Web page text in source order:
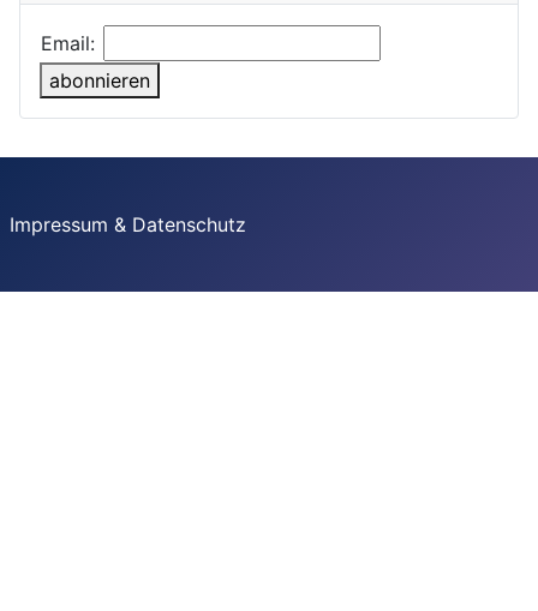
Email:
abonnieren
Impressum & Datenschutz